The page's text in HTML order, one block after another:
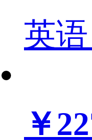
英语
￥